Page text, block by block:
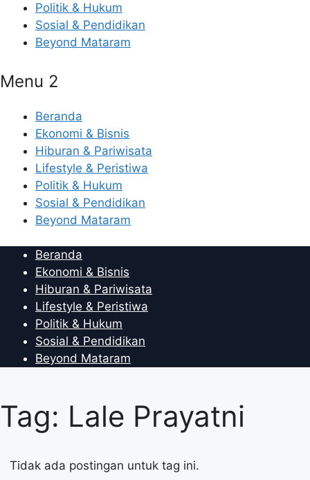
Politik & Hukum
Sosial & Pendidikan
Beyond Mataram
Menu 2
Beranda
Ekonomi & Bisnis
Hiburan & Pariwisata
Lifestyle & Peristiwa
Politik & Hukum
Sosial & Pendidikan
Beyond Mataram
Beranda
Ekonomi & Bisnis
Hiburan & Pariwisata
Lifestyle & Peristiwa
Politik & Hukum
Sosial & Pendidikan
Beyond Mataram
Tag: Lale Prayatni
Tidak ada postingan untuk tag ini.